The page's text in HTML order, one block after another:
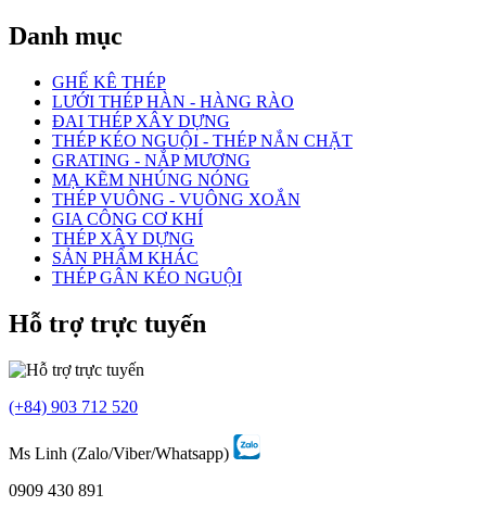
Danh mục
GHẾ KÊ THÉP
LƯỚI THÉP HÀN - HÀNG RÀO
ĐAI THÉP XÂY DỰNG
THÉP KÉO NGUỘI - THÉP NẮN CHẶT
GRATING - NẮP MƯƠNG
MẠ KẼM NHÚNG NÓNG
THÉP VUÔNG - VUÔNG XOẮN
GIA CÔNG CƠ KHÍ
THÉP XÂY DỰNG
SẢN PHẨM KHÁC
THÉP GÂN KÉO NGUỘI
Hỗ trợ trực tuyến
(+84) 903 712 520
Ms Linh (Zalo/Viber/Whatsapp)
0909 430 891